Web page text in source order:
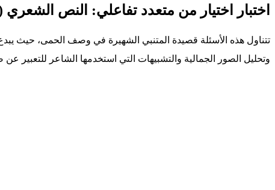
اختبار اختيار من متعدد تفاعلي: النص
تتناول هذه الأسئلة قصيدة المتنبي الشهيرة في وصف الحمى، حيث
وتحليل الصور الجمالية والتشبيهات التي استخدمها الشاعر للتعبير